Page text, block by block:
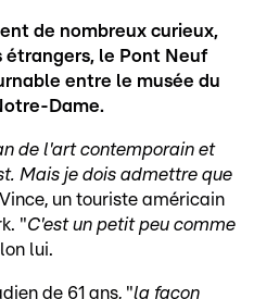
de nombreux curieux,
le Pont Neuf
entre le musée du
Dame.
de l'art contemporain et
Mais je dois admettre que
un touriste américain
"C'est un petit peu comme
lui.
de 61 ans, "la façon